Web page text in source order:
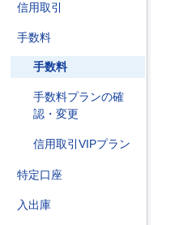
信用取引
手数料
手数料
手数料プランの確
認・変更
信用取引VIPプラン
特定口座
入出庫